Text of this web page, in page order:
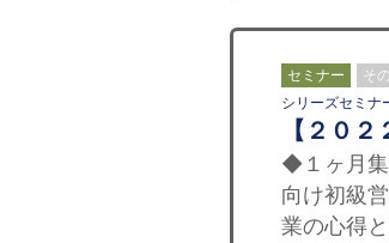
セミナー そ
シリーズセミナ
【２０
◆１ヶ月
向け初級
業の心得